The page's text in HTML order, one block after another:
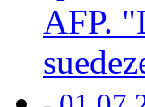
AFP.